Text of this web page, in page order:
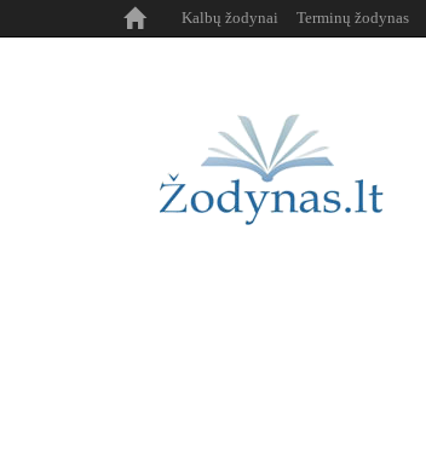
Kalbų žodynai Terminų žodynas